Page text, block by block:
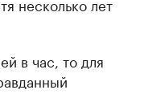
несколько лет
в час, то для